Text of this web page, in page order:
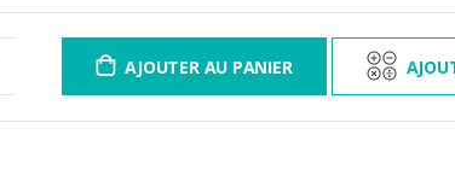
12 à 60 foiscontactez-nous
AJOUTER AU PANIER